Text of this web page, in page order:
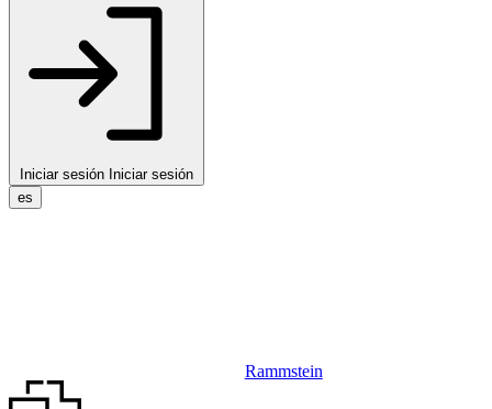
Iniciar sesión Iniciar sesión
es
Rammstein